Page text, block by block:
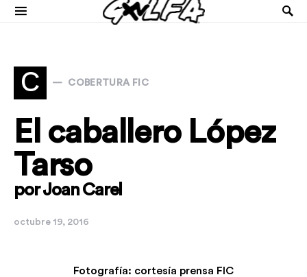
C COBERTURA FIC
El caballero López
Tarso
por Joan Carel
octubre 19, 2016
Fotografía: cortesía prensa FIC